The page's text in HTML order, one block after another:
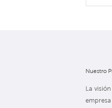
Nuestro
La